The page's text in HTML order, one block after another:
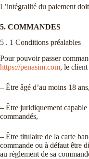
L’intégralité du paiement
5. COMMANDES
5 . 1 Conditions préalables
Pour pouvoir passer
https://penasim.com, le
– Être âgé d’au moins 18 ans,
– Être juridiquement
commandés,
– Être titulaire de la carte
commande ou à défaut être
au règlement de sa